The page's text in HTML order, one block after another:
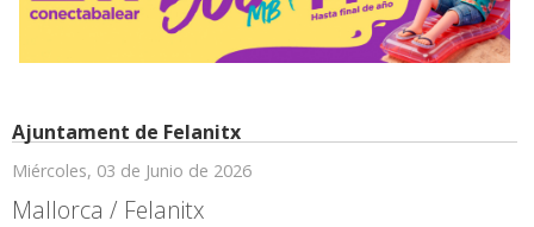
Ajuntament de Felanitx
Miércoles, 03 de Junio de 2026
Mallorca / Felanitx